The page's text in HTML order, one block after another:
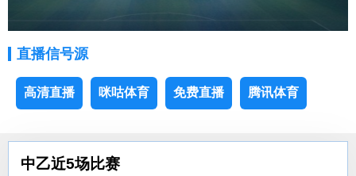
直播信号源
高清直播 咪咕体育 免费直播 腾讯体育
中乙近5场比赛